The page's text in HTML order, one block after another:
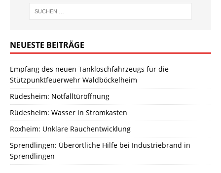
NEUESTE BEITRÄGE
Empfang des neuen Tanklöschfahrzeugs für die
Stützpunktfeuerwehr Waldböckelheim
Rüdesheim: Notfalltüröffnung
Rüdesheim: Wasser in Stromkasten
Roxheim: Unklare Rauchentwicklung
Sprendlingen: Überörtliche Hilfe bei Industriebrand in
Sprendlingen